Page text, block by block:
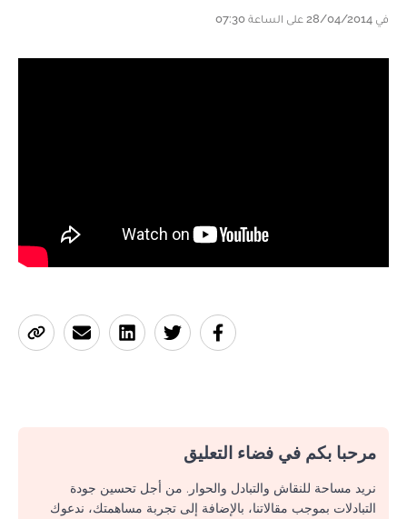
في 28/04/2014 على الساعة 07:30
مرحبا بكم في فضاء التعليق
نريد مساحة للنقاش والتبادل والحوار. من أجل تحسين جودة
التبادلات بموجب مقالاتنا، بالإضافة إلى تجربة مساهمتك، ندعوك